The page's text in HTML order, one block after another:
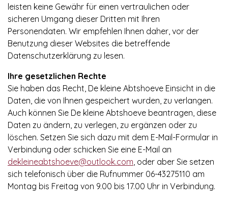
leisten keine Gewähr für einen vertraulichen oder
sicheren Umgang dieser Dritten mit Ihren
Personendaten. Wir empfehlen Ihnen daher, vor der
Benutzung dieser Websites die betreffende
Datenschutzerklärung zu lesen.
Ihre gesetzlichen Rechte
Sie haben das Recht, De kleine Abtshoeve Einsicht in die
Daten, die von Ihnen gespeichert wurden, zu verlangen.
Auch können Sie De kleine Abtshoeve beantragen, diese
Daten zu ändern, zu verlegen, zu ergänzen oder zu
löschen. Setzen Sie sich dazu mit dem E-Mail-Formular in
Verbindung oder schicken Sie eine E-Mail an
dekleineabtshoeve@outlook.com oder aber Sie setzen
sich telefonisch über die Rufnummer 06-43275110 am
Montag bis Freitag von 9.00 bis 17.00 Uhr in Verbindung.